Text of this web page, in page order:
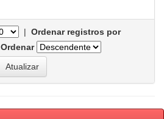
| Ordenar registros por
Ordenar